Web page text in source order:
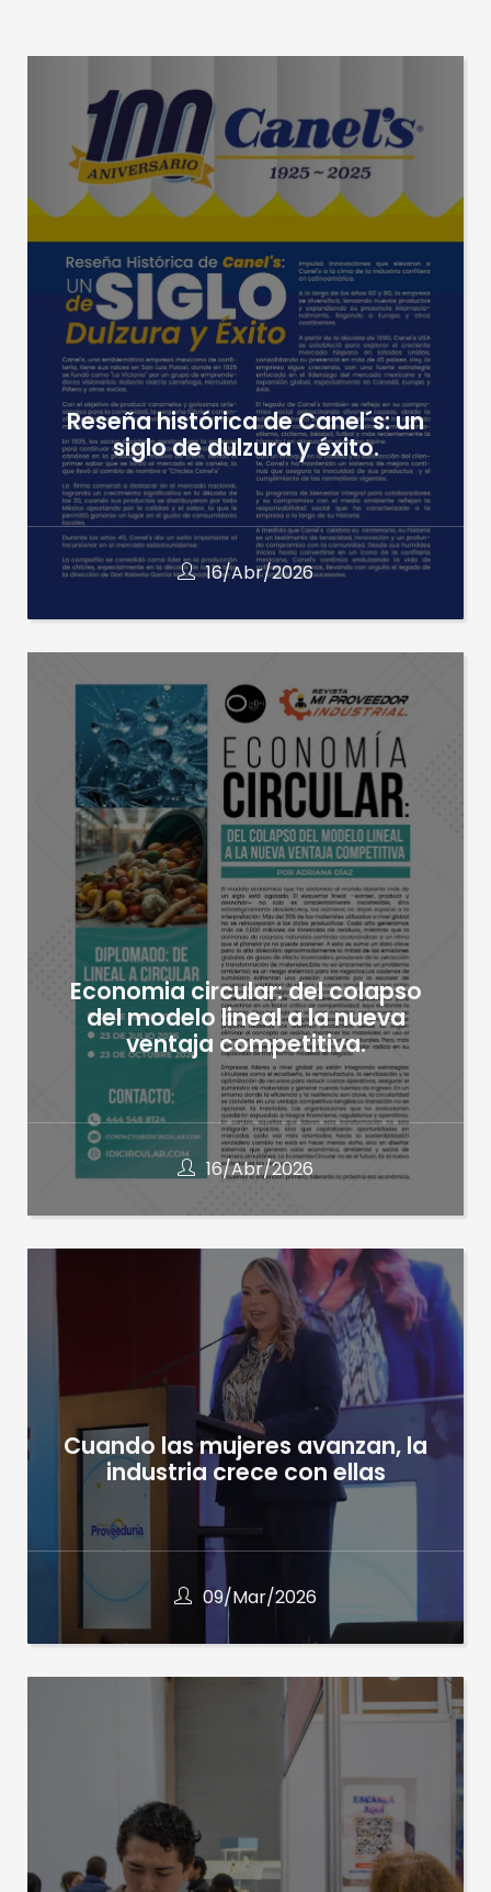
Reseña histórica de Canel´s: un
siglo de dulzura y éxito.
16/Abr/2026
Economia circular: del colapso
del modelo lineal a la nueva
ventaja competitiva.
16/Abr/2026
Cuando las mujeres avanzan, la
industria crece con ellas
09/Mar/2026